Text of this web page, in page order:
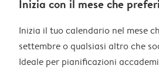
Inizia con il mese che
Inizia il tuo calendario nel mese
settembre o qualsiasi altro che
Ideale per pianificazioni